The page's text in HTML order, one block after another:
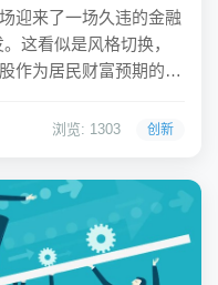
迎来了一场久违的金融
这看似是风格切换，
作为居民财富预期的晴
资本市场敏锐地捕捉
浏览: 1303 创新